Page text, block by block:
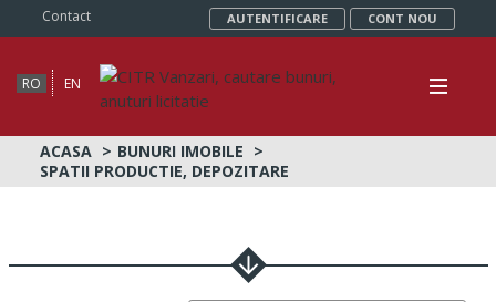
Contact AUTENTIFICARE CONT NOU
RO EN
ACASA
BUNURI IMOBILE
SPATII PRODUCTIE, DEPOZITARE